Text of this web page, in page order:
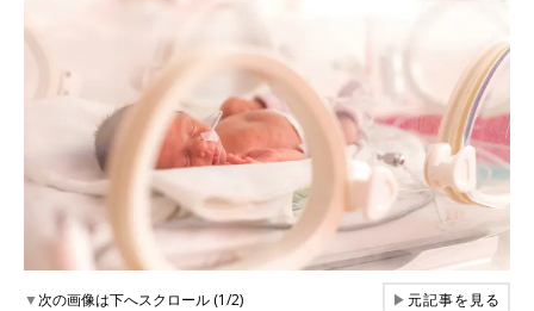
▼次の画像は下へスクロール (1/2) ▶元記事を見る